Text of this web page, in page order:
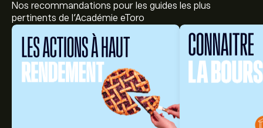
Nos recommandations pour les guides les plus
pertinents de l'Académie eToro